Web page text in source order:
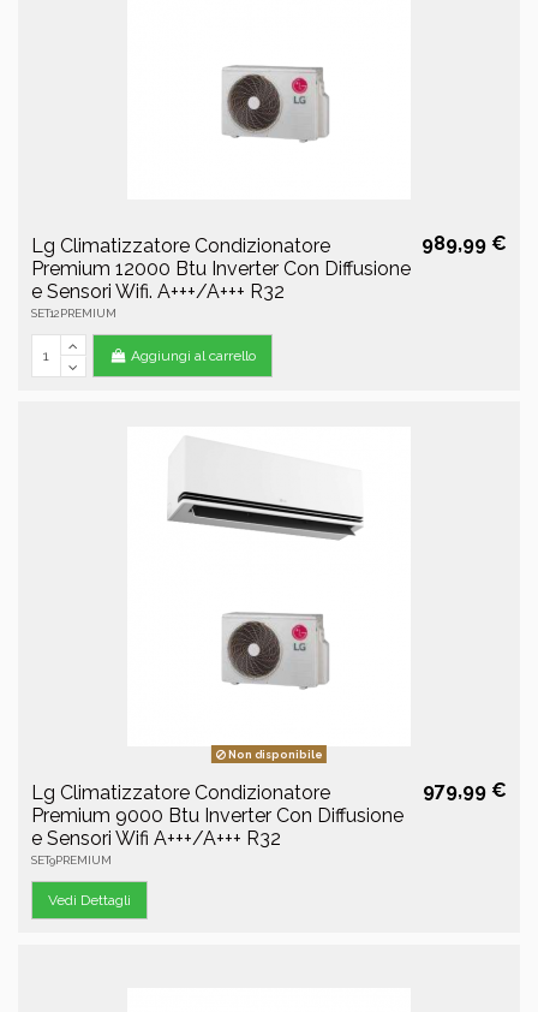
Lg Climatizzatore Condizionatore
Premium 12000 Btu Inverter Con Diffusione
e Sensori Wifi. A+++/A+++ R32
SET12PREMIUM
989,99 €
Aggiungi al carrello
Non disponibile
Lg Climatizzatore Condizionatore
Premium 9000 Btu Inverter Con Diffusione
e Sensori Wifi A+++/A+++ R32
SET9PREMIUM
979,99 €
Vedi Dettagli